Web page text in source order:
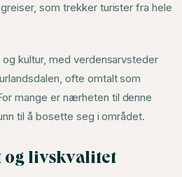
som trekker turister fra hele
kultur, med verdensarvsteder
ofte omtalt som
mange er nærheten til denne
til å bosette seg i området.
og livskvalitet